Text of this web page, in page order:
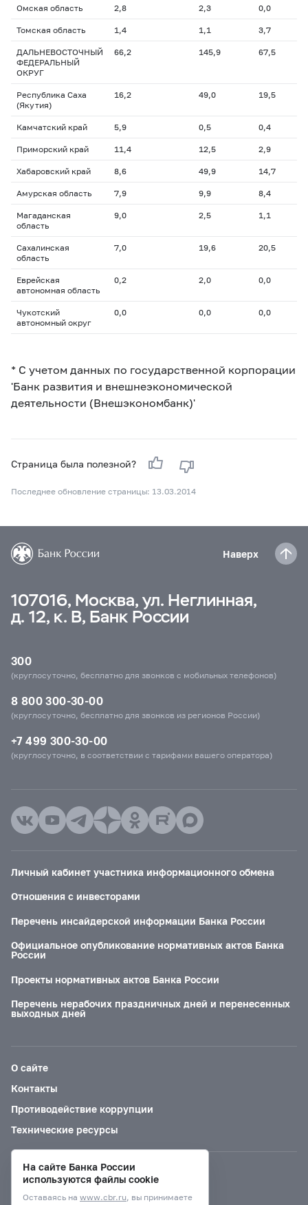
Омская область 2,8 2,3 0,0
Томская область 1,4 1,1 3,7
ДАЛЬНЕВОСТОЧНЫЙ
ФЕДЕРАЛЬНЫЙ
ОКРУГ
66,2 145,9 67,5
Республика Саха
(Якутия)
16,2 49,0 19,5
Камчатский край 5,9 0,5 0,4
Приморский край 11,4 12,5 2,9
Хабаровский край 8,6 49,9 14,7
Амурская область 7,9 9,9 8,4
Магаданская
область
9,0 2,5 1,1
Сахалинская
область
7,0 19,6 20,5
Еврейская
автономная область
0,2 2,0 0,0
Чукотский
автономный округ
0,0 0,0 0,0
* С учетом данных по государственной корпорации
'Банк развития и внешнеэкономической
деятельности (Внешэкономбанк)'
Страница была полезной?
Последнее обновление страницы: 13.03.2014
Наверх
107016, Москва, ул. Неглинная,
д. 12, к. В, Банк России
300
(круглосуточно, бесплатно для звонков с мобильных телефонов)
8 800 300-30-00
(круглосуточно, бесплатно для звонков из регионов России)
+7 499 300-30-00
(круглосуточно, в соответствии с тарифами вашего оператора)
Личный кабинет участника информационного обмена
Отношения с инвесторами
Перечень инсайдерской информации Банка России
Официальное опубликование нормативных актов Банка
России
Проекты нормативных актов Банка России
Перечень нерабочих праздничных дней и перенесенных
выходных дней
О сайте
Контакты
Противодействие коррупции
Технические ресурсы
Версия для слабовидящих
На сайте Банка России
используются файлы cookie
Оставаясь на www.cbr.ru, вы принимаете